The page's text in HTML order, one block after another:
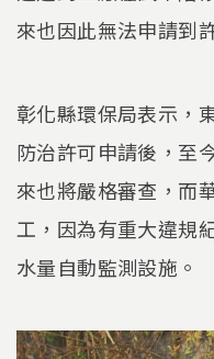
來也因此無法申請到
彰化縣環保局表示，
防治許可申請後，至
來也將嚴格審查，而
工，因為有重大違規
水量自動監測設施。